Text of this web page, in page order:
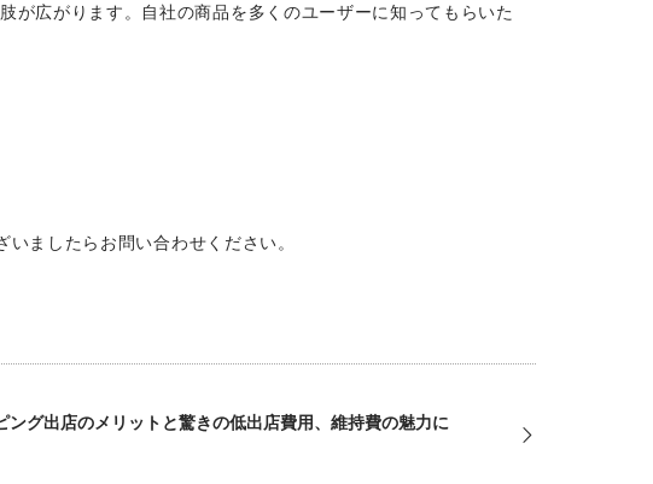
が広がります。自社の商品を多くのユーザーに知ってもらいた
ましたらお問い合わせください。
ング出店のメリットと驚きの低出店費用、維持費の魅力に